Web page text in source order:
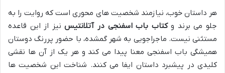
هر داستان خوب، نیازمند شخصیت های محوری است که روایت را به
جلو می برند وکتاب باب اسفنجی در آتلانتیسنیز از این قاعده
مستثنی نیست. ماجراجویی به شهر گمشده، با حضور پررنگ دوستان
همیشگی باب اسفنجی معنا پیدا می کند و هر یک از آن ها نقشی
کلیدی در پیشبرد داستان ایفا می کنند. شناخت این شخصیت ها